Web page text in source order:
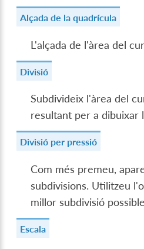
Alçada de la quadrícula
L'alçada de l'àrea del
Divisió
Subdivideix l'àrea del
resultant per a dibuixar
Divisió per pressió
Com més premeu,
subdivisions. Utilitzeu
millor subdivisió
Escala